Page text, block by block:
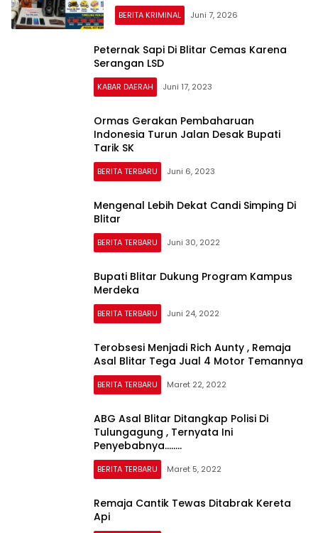
BERITA KRIMINAL Juni 7, 2026
Peternak Sapi Di Blitar Cemas Karena
Serangan LSD
KABAR DAERAH Juni 17, 2023
Ormas Gerakan Pembaharuan
Indonesia Turun Jalan Desak Bupati
Tarik SK
BERITA TERBARU Juni 6, 2023
Mengenal Lebih Dekat Candi Simping Di
Blitar
BERITA TERBARU Juni 30, 2022
Bupati Blitar Dukung Program Kampus
Merdeka
BERITA TERBARU Juni 24, 2022
Terobsesi Menjadi Rich Aunty , Remaja
Asal Blitar Tega Jual 4 Motor Temannya
BERITA TERBARU Maret 22, 2022
ABG Asal Blitar Ditangkap Polisi Di
Tulungagung , Ternyata Ini
Penyebabnya……..
BERITA TERBARU Maret 5, 2022
Remaja Cantik Tewas Ditabrak Kereta
Api